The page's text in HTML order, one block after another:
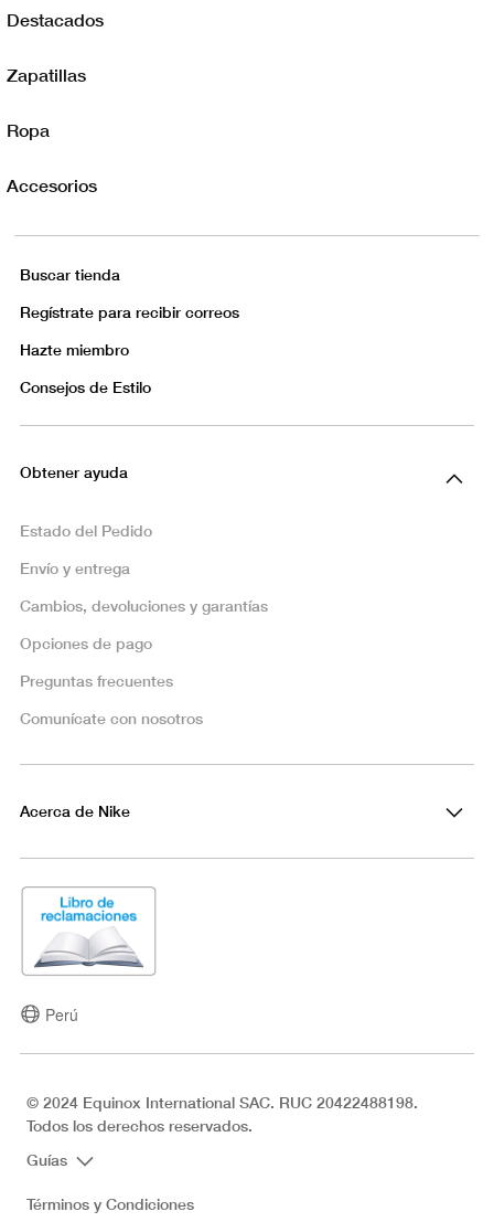
Destacados
Zapatillas
Ropa
Accesorios
Buscar tienda
Regístrate para recibir correos
Hazte miembro
Consejos de Estilo
Obtener ayuda
Estado del Pedido
Envío y entrega
Cambios, devoluciones y garantías
Opciones de pago
Preguntas frecuentes
Comunícate con nosotros
Acerca de Nike
Perú
© 2024 Equinox International SAC. RUC 20422488198.
Todos los derechos reservados.
Guías
Términos y Condiciones